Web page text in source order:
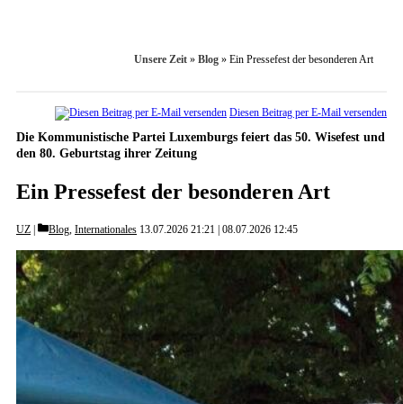
Unsere Zeit » Blog » Ein Pressefest der besonderen Art
Diesen Beitrag per E-Mail versenden
Die Kommunistische Partei Luxemburgs feiert das 50. Wisefest und
den 80. Geburtstag ihrer Zeitung
Ein Pressefest der besonderen Art
UZ Categories
Blog, Internationales 13.07.2026 21:21 08.07.2026 12:45